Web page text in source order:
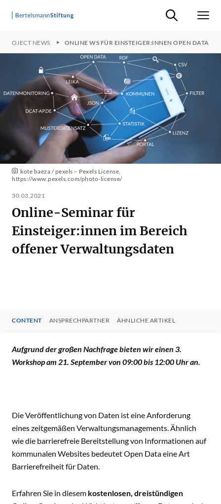
Suche ein-/
PROJECT NEWS ONLINE WS FÜR EINSTEIGER:INNEN OPEN DATA
kote baeza / pexels – Pexels License,
https://www.pexels.com/photo-license/
30.03.2021
Online-Seminar für
Einsteiger:innen im Bereich
offener Verwaltungsdaten
CONTENT ANSPRECHPARTNER ÄHNLICHE ARTIKEL
CONTENT
Aufgrund der großen Nachfrage bieten wir einen 3.
Workshop am 21. September von 09:00 bis 12:00 Uhr an.
Die Veröffentlichung von Daten ist eine Anforderung
eines zeitgemäßen Verwaltungsmanagements. Ähnlich
wie die barrierefreie Bereitstellung von Informationen auf
kommunalen Websites bedeutet Open Data eine Art
Barrierefreiheit für Daten.
Erfahren Sie in diesem kostenlosen, dreistündigen